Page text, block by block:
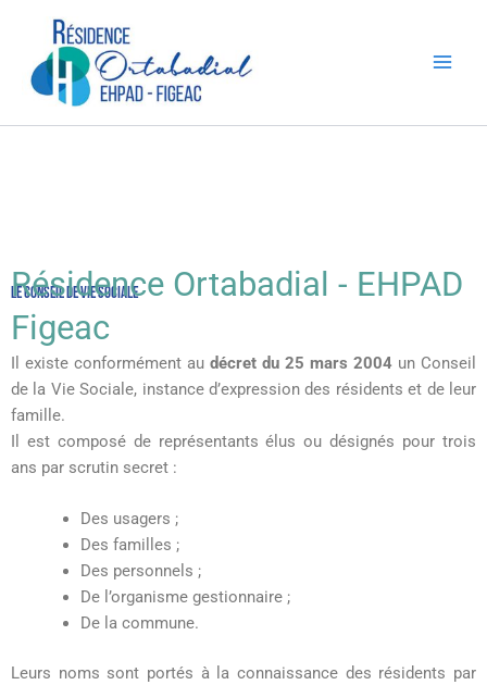
contenu
Le Conseil de Vie Sociale
Résidence Ortabadial - EHPAD
Figeac
Il existe conformément au décret du 25 mars 2004 un Conseil
de la Vie Sociale, instance d’expression des résidents et de leur
famille.
Il est composé de représentants élus ou désignés pour trois
ans par scrutin secret :
Des usagers ;
Des familles ;
Des personnels ;
De l’organisme gestionnaire ;
De la commune.
Leurs noms sont portés à la connaissance des résidents par